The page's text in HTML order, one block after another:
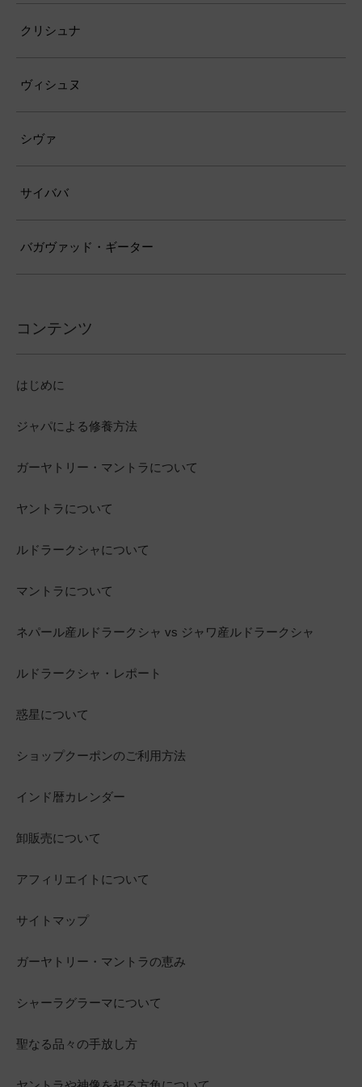
クリシュナ
ヴィシュヌ
シヴァ
サイババ
バガヴァッド・ギーター
コンテンツ
はじめに
ジャパによる修養方法
ガーヤトリー・マントラについて
ヤントラについて
ルドラークシャについて
マントラについて
ネパール産ルドラークシャ vs ジャワ産ルドラークシャ
ルドラークシャ・レポート
惑星について
ショップクーポンのご利用方法
インド暦カレンダー
卸販売について
アフィリエイトについて
サイトマップ
ガーヤトリー・マントラの恵み
シャーラグラーマについて
聖なる品々の手放し方